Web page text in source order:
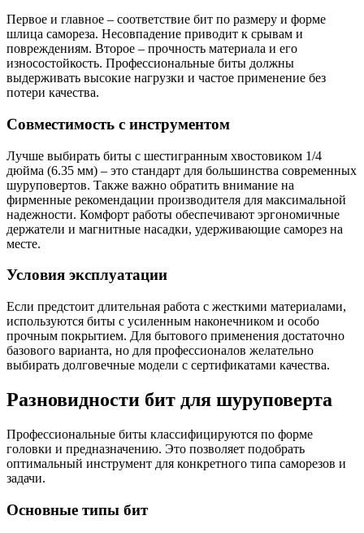
Первое и главное – соответствие бит по размеру и форме
шлица самореза. Несовпадение приводит к срывам и
повреждениям. Второе – прочность материала и его
износостойкость. Профессиональные биты должны
выдерживать высокие нагрузки и частое применение без
потери качества.
Совместимость с инструментом
Лучше выбирать биты с шестигранным хвостовиком 1/4
дюйма (6.35 мм) – это стандарт для большинства современных
шуруповертов. Также важно обратить внимание на
фирменные рекомендации производителя для максимальной
надежности. Комфорт работы обеспечивают эргономичные
держатели и магнитные насадки, удерживающие саморез на
месте.
Условия эксплуатации
Если предстоит длительная работа с жесткими материалами,
используются биты с усиленным наконечником и особо
прочным покрытием. Для бытового применения достаточно
базового варианта, но для профессионалов желательно
выбирать долговечные модели с сертификатами качества.
Разновидности бит для шуруповерта
Профессиональные биты классифицируются по форме
головки и предназначению. Это позволяет подобрать
оптимальный инструмент для конкретного типа саморезов и
задачи.
Основные типы бит